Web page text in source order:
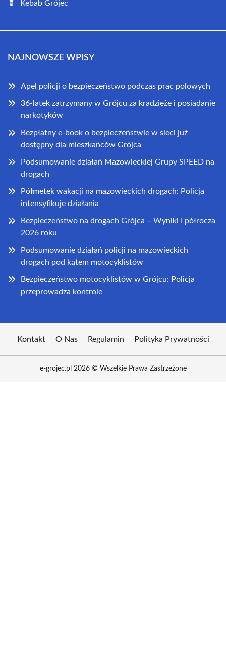
Kebab Grójec
NAJNOWSZE WPISY
Apel policji o bezpieczeństwo podczas prac polowych
36-latek zatrzymany w Grójcu za kradzieże i posiadanie
narkotyków
Bezpłatny e-book o bezpieczeństwie w sieci już
dostępny dla mieszkańców Grójca
Podsumowanie działań Mazowieckiej Grupy SPEED na
drogach
Półmetek wakacji na mazowieckich drogach: Policja
intensyfikuje działania
Bezpieczeństwo na drogach Grójca – Wyniki I półrocza
2026 roku
Podsumowanie działań policji na mazowieckich
drogach pod kątem motocyklistów
Bezpieczeństwo motocyklistów w Grójcu: Policja
przeprowadza kontrole
Kontakt O Nas Regulamin Polityka Prywatności
e-grojec.pl 2026 © Wszelkie Prawa Zastrzeżone